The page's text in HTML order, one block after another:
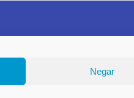
Negar
Finalidade,
7º da Lei nº 13.709/18.